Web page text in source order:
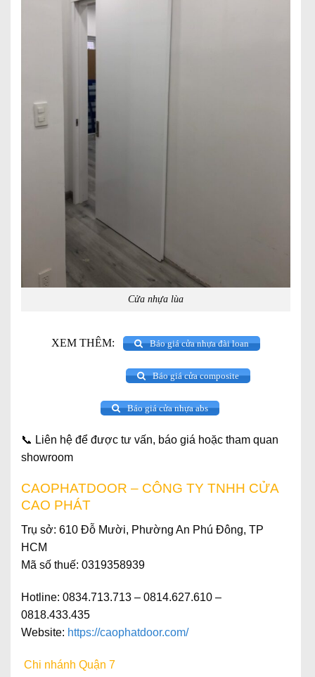
Cửa nhựa lùa
XEM THÊM: Báo giá cửa nhựa đài loan
Báo giá cửa composite
Báo giá cửa nhựa abs
📞 Liên hệ để được tư vấn, báo giá hoặc tham quan
showroom
CAOPHATDOOR – CÔNG TY TNHH CỬA
CAO PHÁT
Trụ sở: 610 Đỗ Mười, Phường An Phú Đông, TP
HCM
Mã số thuế: 0319358939
Hotline: 0834.713.713 – 0814.627.610 –
0818.433.435
Website: https://caophatdoor.com/
Chi nhánh Quận 7